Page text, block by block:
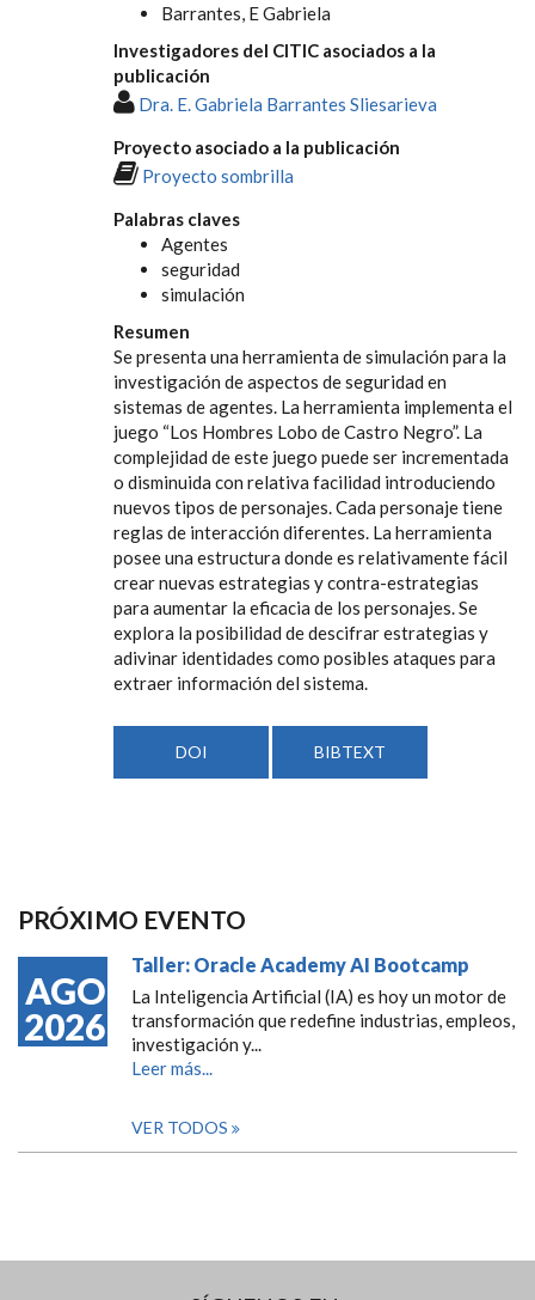
Barrantes, E Gabriela
Investigadores del CITIC asociados a la
publicación
Dra. E. Gabriela Barrantes Sliesarieva
Proyecto asociado a la publicación
Proyecto sombrilla
Palabras claves
Agentes
seguridad
simulación
Resumen
Se presenta una herramienta de simulación para la
investigación de aspectos de seguridad en
sistemas de agentes. La herramienta implementa el
juego “Los Hombres Lobo de Castro Negro”. La
complejidad de este juego puede ser incrementada
o disminuida con relativa facilidad introduciendo
nuevos tipos de personajes. Cada personaje tiene
reglas de interacción diferentes. La herramienta
posee una estructura donde es relativamente fácil
crear nuevas estrategias y contra-estrategias
para aumentar la eficacia de los personajes. Se
explora la posibilidad de descifrar estrategias y
adivinar identidades como posibles ataques para
extraer información del sistema.
DOI BIBTEXT
PRÓXIMO EVENTO
AGO
2026
Taller: Oracle Academy AI Bootcamp
La Inteligencia Artificial (IA) es hoy un motor de
transformación que redefine industrias, empleos,
investigación y...
Leer más...
VER TODOS